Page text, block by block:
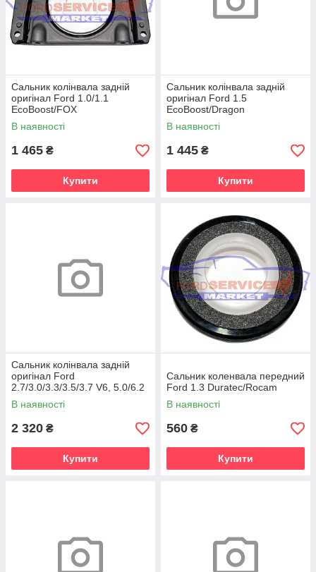
Сальник колінвала задній
оригінал Ford 1.0/1.1
EcoBoost/FOX
В наявності
1 465 ₴
Купити
Сальник колінвала задній
оригінал Ford 1.5
EcoBoost/Dragon
В наявності
1 445 ₴
Купити
Сальник колінвала задній
оригінал Ford
2.7/3.0/3.3/3.5/3.7 V6, 5.0/6.2
V8
В наявності
2 320 ₴
Купити
Сальник коленвала передний
Ford 1.3 Duratec/Rocam
В наявності
560 ₴
Купити